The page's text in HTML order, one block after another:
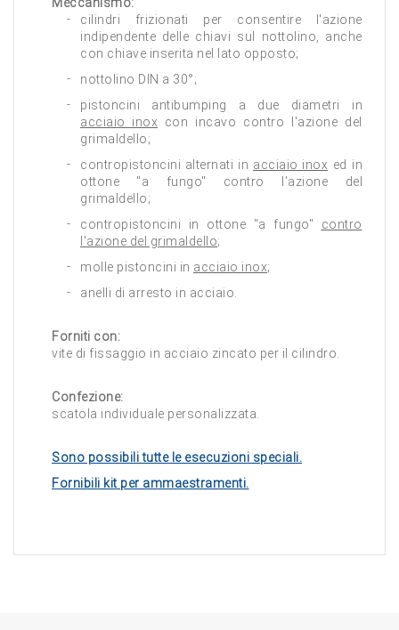
cilindri frizionati per consentire l'azione
indipendente delle chiavi sul nottolino, anche
con chiave inserita nel lato opposto;
nottolino DIN a 30°;
pistoncini antibumping a due diametri in
acciaio inox con incavo contro l'azione del
grimaldello;
contropistoncini alternati in acciaio inox ed in
ottone "a fungo" contro l'azione del
grimaldello;
contropistoncini in ottone "a fungo" contro
l'azione del grimaldello;
molle pistoncini in acciaio inox;
anelli di arresto in acciaio.
Forniti con:
vite di fissaggio in acciaio zincato per il cilindro.
Confezione:
scatola individuale personalizzata.
Sono possibili tutte le esecuzioni speciali.
Fornibili kit per ammaestramenti.